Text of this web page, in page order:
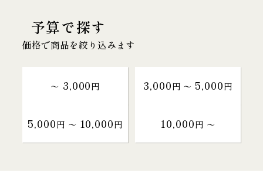
予算で探す
価格で商品を絞り込みます
～ 3,000円 3,000円 〜 5,000円
5,000円 〜 10,000円 10,000円 〜